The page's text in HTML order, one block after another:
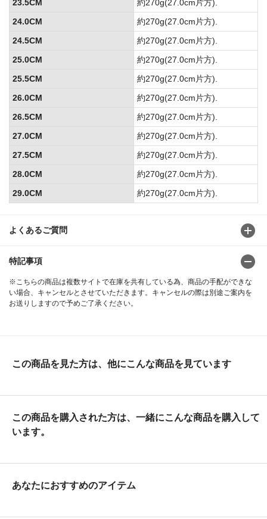
よくあるご質問
特記事項
※こちらの商品は複数サイトで在庫を共有している為、商品の手配ができな
い場合、キャンセルとさせていただきます。キャンセルの際は別途ご案内を
お送りしますので予めご了承ください。
23.5CM
約270g(27.0cm片方).
24.0CM
約270g(27.0cm片方).
24.5CM
約270g(27.0cm片方).
25.0CM
約270g(27.0cm片方).
25.5CM
約270g(27.0cm片方).
26.0CM
約270g(27.0cm片方).
26.5CM
約270g(27.0cm片方).
27.0CM
約270g(27.0cm片方).
27.5CM
約270g(27.0cm片方).
28.0CM
約270g(27.0cm片方).
29.0CM
約270g(27.0cm片方).
この商品を見た方は、他にこんな商品を見ています
この商品を購入された方は、一緒にこんな商品を購入して
います。
あなたにおすすめのアイテム